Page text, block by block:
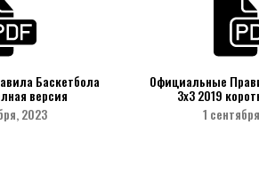
Баскетбола
версия
2023
Официальные
3х3 2019
1